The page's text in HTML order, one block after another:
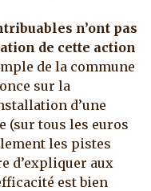
n’ont pas
de cette action
de la commune
sur la
d’une
(sur tous les euros
les pistes
d’expliquer aux
est bien